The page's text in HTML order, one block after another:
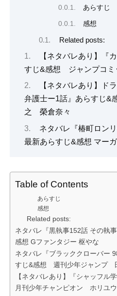
あらすじ
感想
Related posts:
【ネタバレあり】『
すじ&感想 ジャンプコ
【ネタバレあり】ド
弁護士ー1話』あらすじ
之 榮倉奈々
ネタバレ『椿町ロン
最新あらすじ&感想 マー
Table of Contents
あらすじ
感想
Related posts:
ネタバレ『黒執事152話 その執
感想 Gファンタジー 枢やな
ネタバレ『ブラッククローバー
すじ&感想 週刊少年ジャンプ
【ネタバレあり】『シャッフル
月刊少年チャンピオン ホリユ